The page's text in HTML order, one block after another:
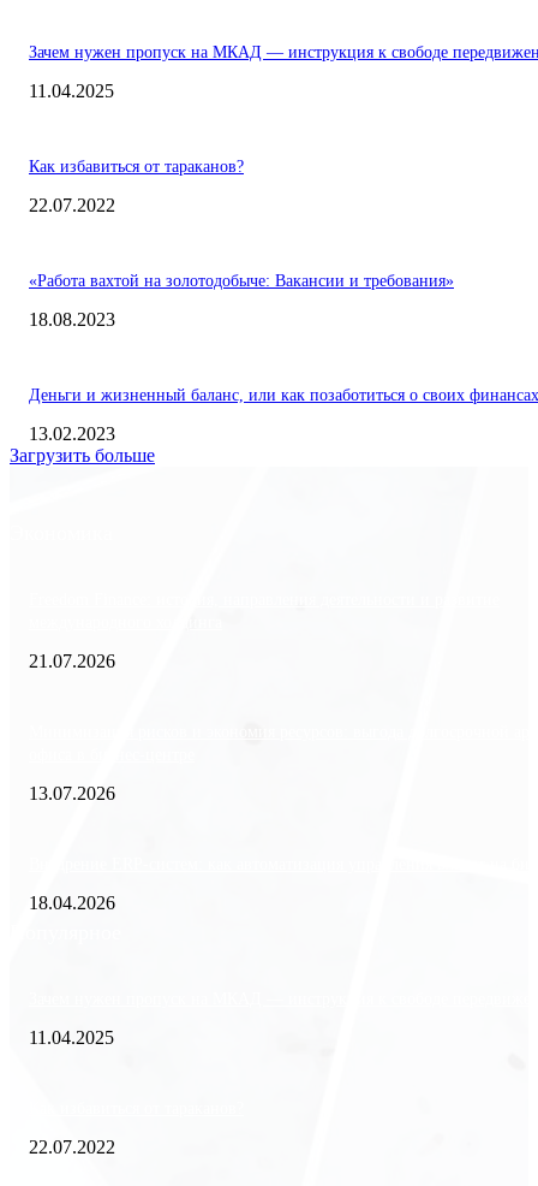
Зачем нужен пропуск на МКАД — инструкция к свободе
11.04.2025
Как избавиться от тараканов?
22.07.2022
«Работа вахтой на золотодобыче: Вакансии и требования»
18.08.2023
Деньги и жизненный баланс, или как позаботиться о своих финансах
13.02.2023
Загрузить больше
21.07.2026
13.07.2026
18.04.2026
11.04.2025
22.07.2022